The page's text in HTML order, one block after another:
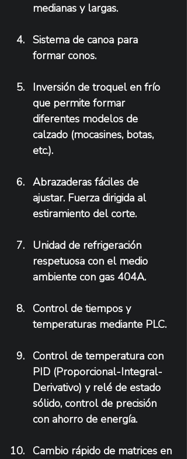
medianas y largas.
Sistema de canoa para
formar conos.
Inversión de troquel en frío
que permite formar
diferentes modelos de
calzado (mocasines, botas,
etc.).
Abrazaderas fáciles de
ajustar. Fuerza dirigida al
estiramiento del corte.
Unidad de refrigeración
respetuosa con el medio
ambiente con gas 404A.
Control de tiempos y
temperaturas mediante PLC.
Control de temperatura con
PID (Proporcional-Integral-
Derivativo) y relé de estado
sólido, control de precisión
con ahorro de energía.
Cambio rápido de matrices en